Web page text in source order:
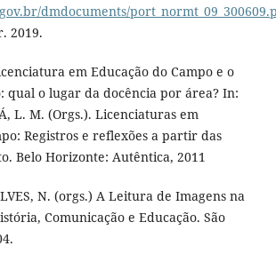
dmdocuments/
2019.
em Educação do Campo e o
qual o lugar da docência por área? In:
L. M. (Orgs.). Licenciaturas em
Registros e reflexões a partir das
Belo Horizonte: Autêntica, 2011
N. (orgs.) A Leitura de Imagens na
Comunicação e Educação. São